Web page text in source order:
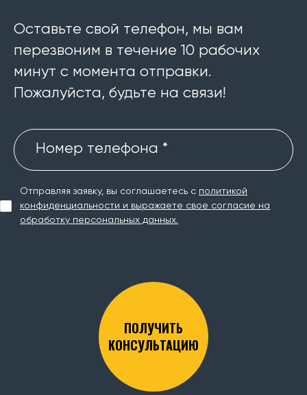
Оставьте свой телефон, мы вам
перезвоним в течение 10 рабочих
минут с момента отправки.
Пожалуйста, будьте на связи!
Номер телефона *
Отправляя заявку, вы соглашаетесь с политикой
конфиденциальности и выражаете свое согласие на
обработку персональных данных.
ПОЛУЧИТЬ
КОНСУЛЬТАЦИЮ